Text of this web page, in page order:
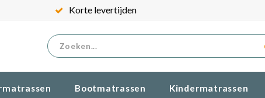
Korte levertijden
Bootmatrassen Kindermatrassen